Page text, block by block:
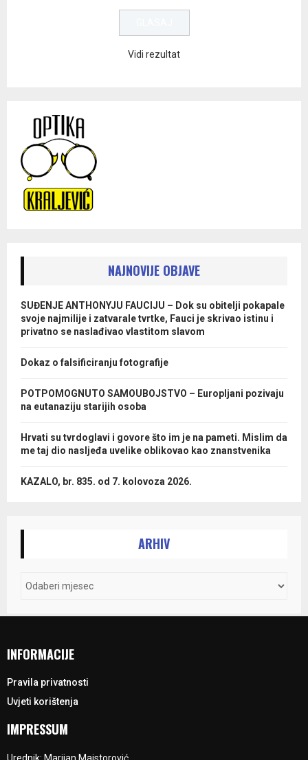
Vidi rezultat
NAJNOVIJE OBJAVE
SUĐENJE ANTHONYJU FAUCIJU – Dok su obitelji pokapale
svoje najmilije i zatvarale tvrtke, Fauci je skrivao istinu i
privatno se naslađivao vlastitom slavom
Dokaz o falsificiranju fotografije
POTPOMOGNUTO SAMOUBOJSTVO – Europljani pozivaju
na eutanaziju starijih osoba
Hrvati su tvrdoglavi i govore što im je na pameti. Mislim da
me taj dio nasljeđa uvelike oblikovao kao znanstvenika
KAZALO, br. 835. od 7. kolovoza 2026.
ARHIV
INFORMACIJE
Pravila privatnosti
Uvjeti korištenja
IMPRESSUM